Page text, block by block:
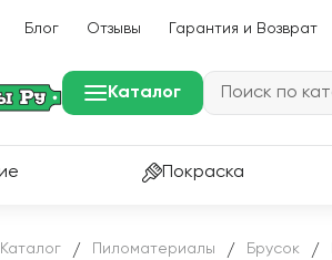
Блог Отзывы Гарантия и Возврат
Каталог
Покраска
Каталог / Пиломатериалы / Брусок /